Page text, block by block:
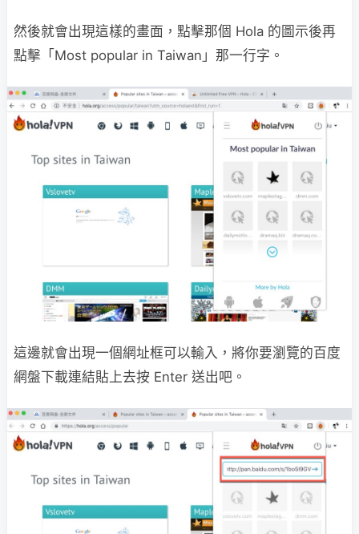
然後就會出現這樣的畫面，點擊那個 Hola 的圖示後再
點擊「Most popular in Taiwan」那一行字。
這邊就會出現一個網址框可以輸入，將你要瀏覽的百度
網盤下載連結貼上去按 Enter 送出吧。